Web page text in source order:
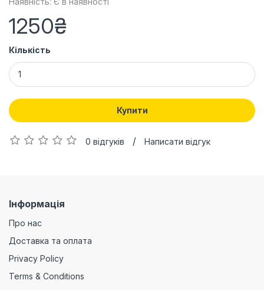
1250₴
Кількість
Купити
0 відгуків / Написати відгук
Інформація
Про нас
Доставка та оплата
Privacy Policy
Terms & Conditions